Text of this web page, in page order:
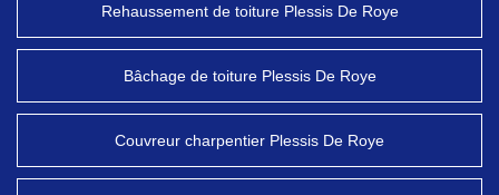
Rehaussement de toiture Plessis De Roye
Bâchage de toiture Plessis De Roye
Couvreur charpentier Plessis De Roye